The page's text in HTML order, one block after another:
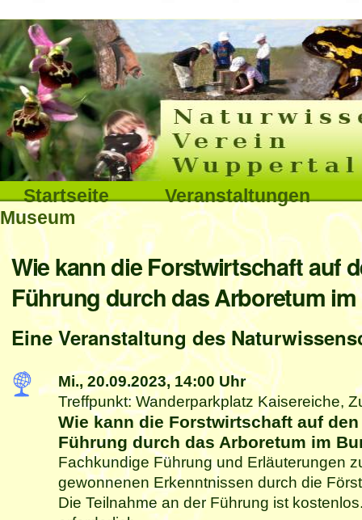
Direkt
zum
Inhalt
|
Direkt
zur
Navigation
Sektionen
Startseite
Veranstaltungen
Museum
Benutzerspezifische
Werkzeuge
Interna
Wie kann die Forstwirtschaft auf
Führung durch das Arboretum
Eine Veranstaltung des
Mi., 20.09.2023,14:00 Uhr
Treffpunkt: Wanderparkplatz Kaisereiche,
Wie kann die Forstwirtschaft auf
Führung durch das Arboretum im
Fachkundige Führung und Erläuterungen
gewonnenen Erkenntnissen durch die
Die Teilnahme an der Führung ist